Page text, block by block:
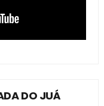
DO JUÁ